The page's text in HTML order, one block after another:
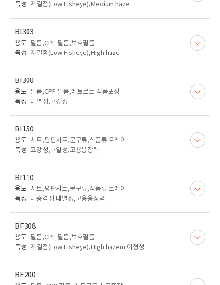
특성
저결점(Low Fisheye),Medium haze
BI303
용도 필름,CPP 필름,보호필름
특성
저결점(Low Fisheye),High haze
BI300
용도 필름,CPP 필름,레토르트 식품포장
특성
내열성,고강성
BI150
용도
시트,평판시트,문구류,식품류 트레이
특성 고강성,내열성,고용융장력
BI110
용도
시트,평판시트,문구류,식품류 트레이
특성
내충격성,내열성,고용융장력
BF308
용도 필름,CPP 필름,보호필름
특성
저결점(Low Fisheye),High hazem 이형성
BF200